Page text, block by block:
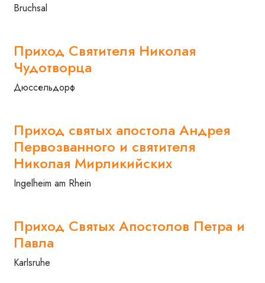
Bruchsal
Приход Святителя Николая
Чудотворца
Дюссельдорф
Приход святых апостола Андрея
Первозванного и святителя
Николая Мирликийских
Ingelheim am Rhein
Приход Святых Апостолов Петра и
Павла
Karlsruhe